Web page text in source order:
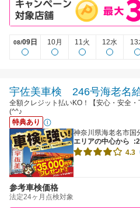
08/09日 10月 11火 12水 13
宇佐美車検 246号海老名
全額クレジット払いKO！【安心・安全
(^^♪
特典あり
神奈川県海老名市国
エリアの中心から
4.3
参考車検価格
法定24ヶ月点検対象